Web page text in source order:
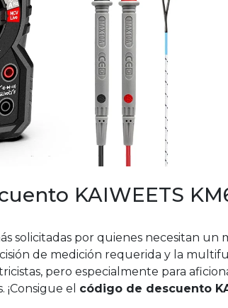
KAIWEETS
solicitadas por quienes necesitan
de medición requerida y la
pero especialmente para
el código de descuento